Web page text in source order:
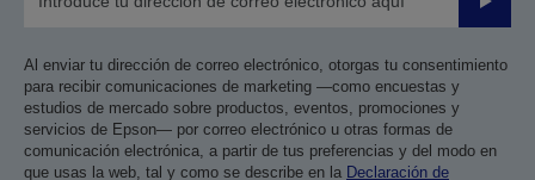
Enviar
Al enviar tu dirección de correo electrónico, otorgas tu consentimiento
para recibir comunicaciones de marketing —como encuestas y
estudios de mercado sobre productos, eventos, promociones y
servicios de Epson— por correo electrónico u otras formas de
comunicación electrónica, a partir de tus preferencias y del modo en
que usas la web, tal y como se describe en la Declaración de